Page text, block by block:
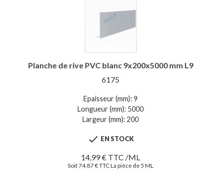
Planche de rive PVC blanc 9x200x5000 mm L9
6175
Epaisseur (mm): 9
Longueur (mm): 5000
Largeur (mm): 200
 EN STOCK
14,99 € TTC /ML
Soit 74,87 € TTC La pièce de 5 ML